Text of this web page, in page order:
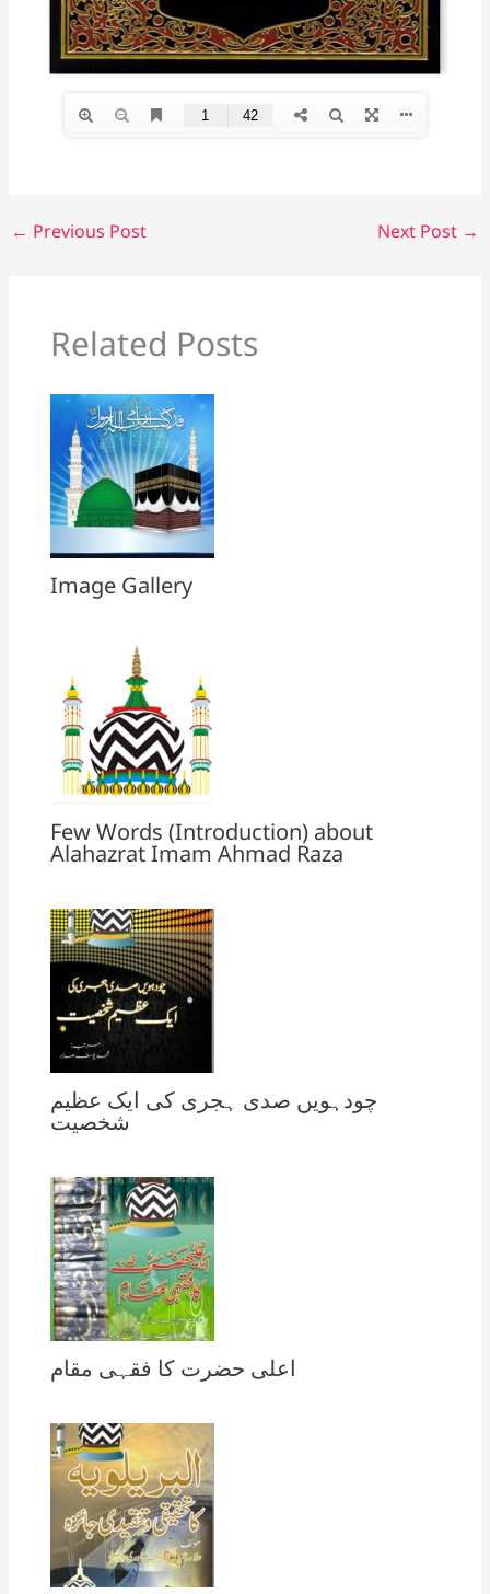
← Previous Post Next Post →
Related Posts
Image Gallery
Few Words (Introduction) about
Alahazrat Imam Ahmad Raza
چودہویں صدی ہجری کی ایک عظیم
شخصیت
اعلی حضرت کا فقہی مقام